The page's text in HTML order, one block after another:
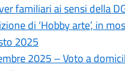
familiari ai sensi della
di ‘Hobby arte’, in
2025
2025 – Voto a